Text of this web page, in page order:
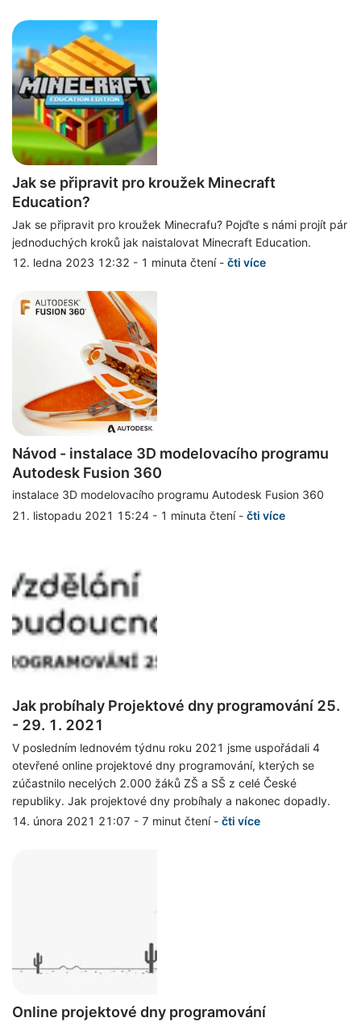
Jak se připravit pro kroužek Minecraft
Education?
Jak se připravit pro kroužek Minecrafu? Pojďte s námi projít pár
jednoduchých kroků jak naistalovat Minecraft Education.
12. ledna 2023 12:32 - 1 minuta čtení- čti více
Návod - instalace 3D modelovacího programu
Autodesk Fusion 360
instalace 3D modelovacího programu Autodesk Fusion 360
21. listopadu 2021 15:24 - 1 minuta čtení- čti více
Jak probíhaly Projektové dny programování 25.
- 29. 1. 2021
V posledním lednovém týdnu roku 2021 jsme uspořádali 4
otevřené online projektové dny programování, kterých se
zúčastnilo necelých 2.000 žáků ZŠ a SŠ z celé České
republiky. Jak projektové dny probíhaly a nakonec dopadly.
14. února 2021 21:07 - 7 minut čtení- čti více
Online projektové dny programování